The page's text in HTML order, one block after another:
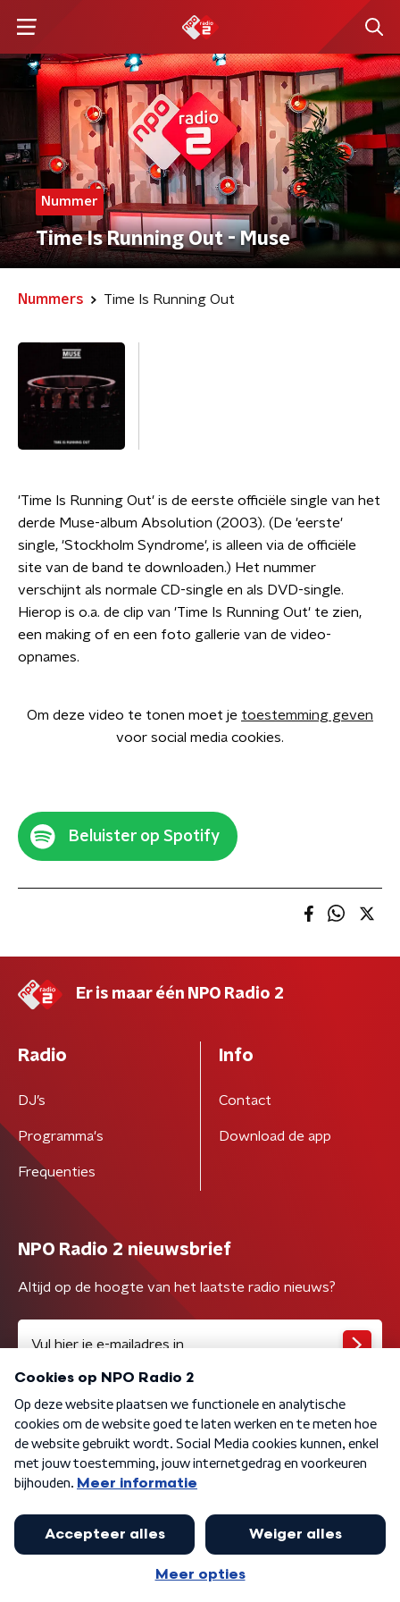
Nummer
Time Is Running Out - Muse
Nummers Time Is Running Out
'Time Is Running Out' is de eerste officiële single van het
derde Muse-album Absolution (2003). (De 'eerste'
single, 'Stockholm Syndrome', is alleen via de officiële
site van de band te downloaden.) Het nummer
verschijnt als normale CD-single en als DVD-single.
Hierop is o.a. de clip van 'Time Is Running Out' te zien,
een making of en een foto gallerie van de video-
opnames.
Om deze video te tonen moet je toestemming geven
voor social media cookies.
Beluister op Spotify
Er is maar één NPO Radio 2
Radio
DJ’s
Programma's
Frequenties
Info
Contact
Download de app
NPO Radio 2 nieuwsbrief
Altijd op de hoogte van het laatste radio nieuws?
Algemene voorwaarden